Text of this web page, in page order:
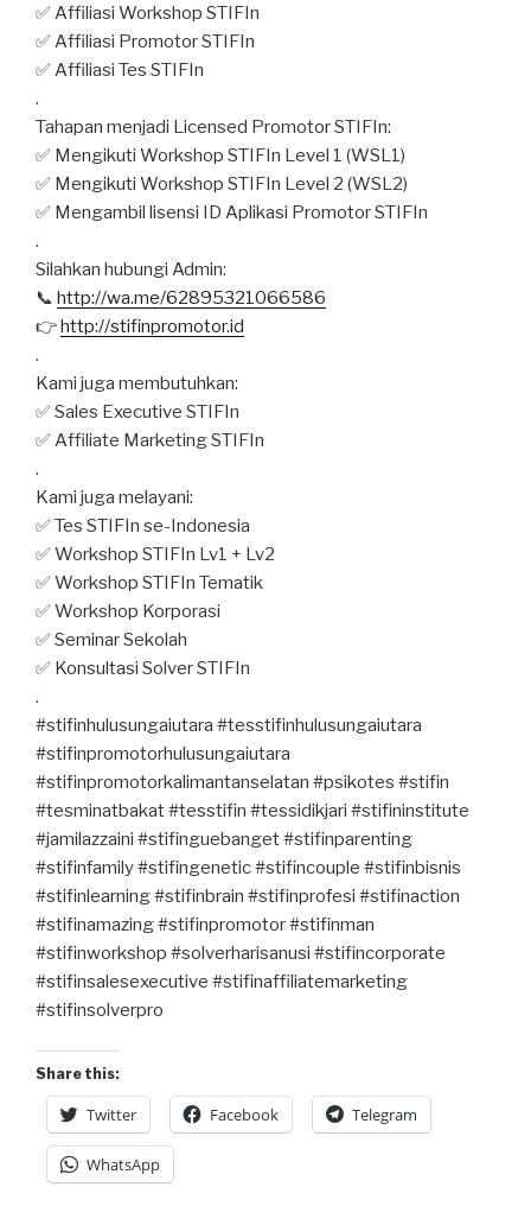
✅ Affiliasi Workshop STIFIn
✅ Affiliasi Promotor STIFIn
✅ Affiliasi Tes STIFIn
.
Tahapan menjadi Licensed Promotor STIFIn:
✅ Mengikuti Workshop STIFIn Level 1 (WSL1)
✅ Mengikuti Workshop STIFIn Level 2 (WSL2)
✅ Mengambil lisensi ID Aplikasi Promotor STIFIn
.
Silahkan hubungi Admin:
📞 http://wa.me/62895321066586
👉http://stifinpromotor.id
.
Kami juga membutuhkan:
✅ Sales Executive STIFIn
✅ Affiliate Marketing STIFIn
.
Kami juga melayani:
✅ Tes STIFIn se-Indonesia
✅ Workshop STIFIn Lv1 + Lv2
✅ Workshop STIFIn Tematik
✅ Workshop Korporasi
✅ Seminar Sekolah
✅ Konsultasi Solver STIFIn
.
#stifinhulusungaiutara #tesstifinhulusungaiutara
#stifinpromotorhulusungaiutara
#stifinpromotorkalimantanselatan #psikotes #stifin
#tesminatbakat #tesstifin #tessidikjari #stifininstitute
#jamilazzaini #stifinguebanget #stifinparenting
#stifinfamily #stifingenetic #stifincouple #stifinbisnis
#stifinlearning #stifinbrain #stifinprofesi #stifinaction
#stifinamazing #stifinpromotor #stifinman
#stifinworkshop #solverharisanusi #stifincorporate
#stifinsalesexecutive #stifinaffiliatemarketing
#stifinsolverpro
Share this:
Twitter Facebook Telegram
WhatsApp